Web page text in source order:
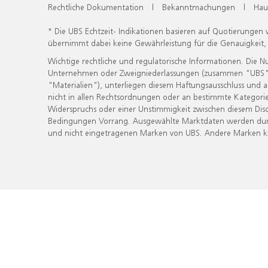
Rechtliche Dokumentation | Bekanntmachungen |
* Die UBS Echtzeit- Indikationen basieren auf
übernimmt dabei keine Gewährleistung für die
Wichtige rechtliche und regulatorische Informationen. Die
Unternehmen oder Zweigniederlassungen (zusammen
"Materialien"), unterliegen diesem Haftungsausschluss
nicht in allen Rechtsordnungen oder an bestimmte
Widerspruchs oder einer Unstimmigkeit zwischen diesem
Bedingungen Vorrang. Ausgewählte Marktdaten werden
und nicht eingetragenen Marken von UBS. Andere Marken